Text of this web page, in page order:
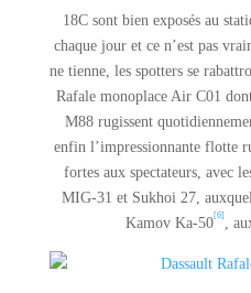
18C sont bien exposés au
chaque jour et ce n’est pas
ne tienne, les spotters se
Rafale monoplace Air C01
M88 rugissent
enfin l’impressionnante flotte
fortes aux spectateurs, avec
MIG-31 et Sukhoi 27,
Kamov Ka-50[6] ,